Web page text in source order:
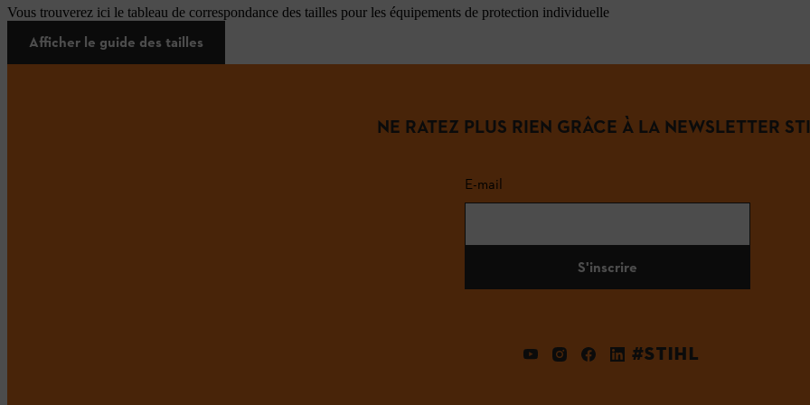
Vous trouverez ici le tableau de correspondance des tailles pour les équipements de protection individuelle
Afficher le guide des tailles
NE RATEZ PLUS RIEN GRÂCE À LA NEWSLETTER
E-mail
S'inscrire
#STIHL